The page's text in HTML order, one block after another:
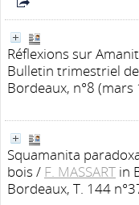
Réflexions sur
Bulletin trimestriel
Bordeaux, n°8 (mars
Squamanita
bois / F. MASSART in
Bordeaux, T. 144